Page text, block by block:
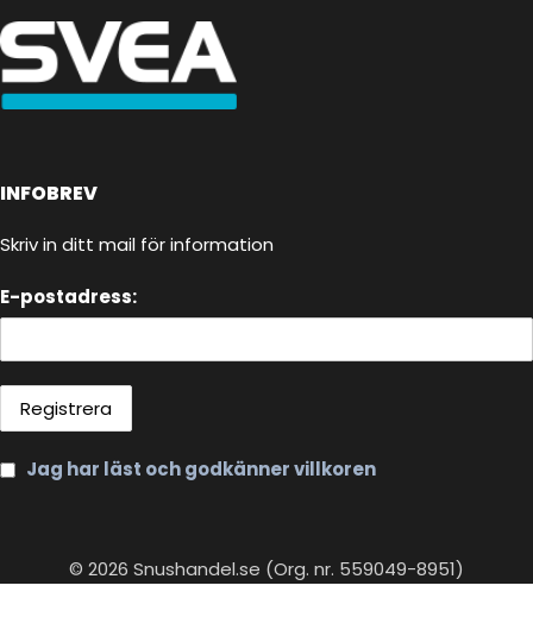
INFOBREV
Skriv in ditt mail för information
E-postadress:
Jag har läst och godkänner villkoren
© 2026 Snushandel.se (Org. nr. 559049-8951)